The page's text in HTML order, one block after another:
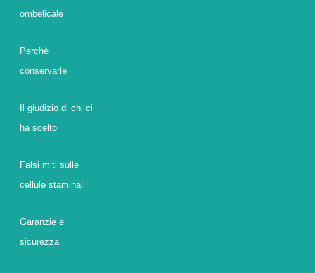
ombelicale
Perchè
conservarle
Il giudizio di chi ci
ha scelto
Falsi miti sulle
cellule staminali
Garanzie e
sicurezza